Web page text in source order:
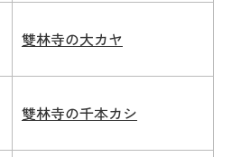
雙林寺の大カヤ
雙林寺の千本カシ